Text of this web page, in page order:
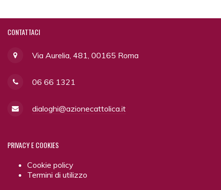
CONTATTACI
Via Aurelia, 481, 00165 Roma
06 66 1321
dialoghi@azionecattolica.it
PRIVACYE COOKIES
Cookie policy
Termini di utilizzo